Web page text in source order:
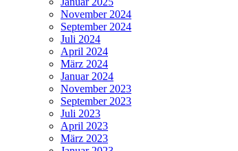
November 2024
September 2024
Juli 2024
April 2024
März 2024
Januar 2024
November 2023
September 2023
Juli 2023
April 2023
März 2023